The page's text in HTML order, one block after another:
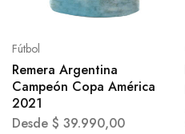
Fútbol
Remera Argentina
Campeón Copa América
2021
Desde $ 39.990,00